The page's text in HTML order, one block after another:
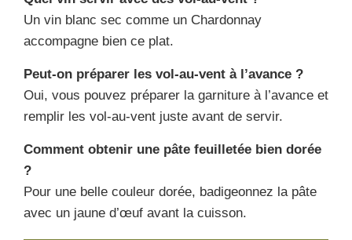
Un vin blanc sec comme un Chardonnay
accompagne bien ce plat.
Peut-on préparer les vol-au-vent à l’avance ?
Oui, vous pouvez préparer la garniture à l’avance et
remplir les vol-au-vent juste avant de servir.
Comment obtenir une pâte feuilletée bien dorée
?
Pour une belle couleur dorée, badigeonnez la pâte
avec un jaune d’œuf avant la cuisson.